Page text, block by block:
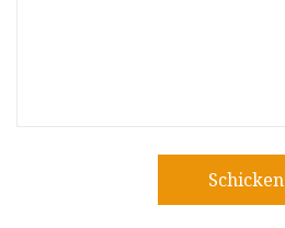
Schicken